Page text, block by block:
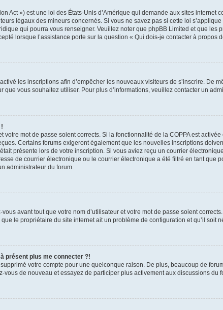
Act ») est une loi des États-Unis d’Amérique qui demande aux sites
légaux des mineurs concernés. Si vous ne savez pas si cette loi
qui pourra vous renseigner. Veuillez noter que phpBB Limited et que les
lorsque l’assistance porte sur la question « Qui dois-je contacter à propos
les inscriptions afin d’empêcher les nouveaux visiteurs de s’inscrire. De
que vous souhaitez utiliser. Pour plus d’informations, veuillez contacter un
votre mot de passe soient corrects. Si la fonctionnalité de la COPPA est
Certains forums exigeront également que les nouvelles inscriptions
présente lors de votre inscription. Si vous aviez reçu un courrier
de courrier électronique ou le courrier électronique a été filtré en tant que
administrateur du forum.
avant tout que votre nom d’utilisateur et votre mot de passe soient
le propriétaire du site internet ait un problème de configuration et qu’il soit
présent plus me connecter ?!
votre compte pour une quelconque raison. De plus, beaucoup de
de nouveau et essayez de participer plus activement aux discussions du